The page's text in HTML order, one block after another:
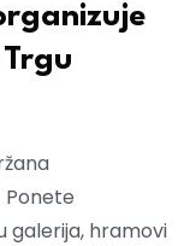
Ponete
galerija, hramovi